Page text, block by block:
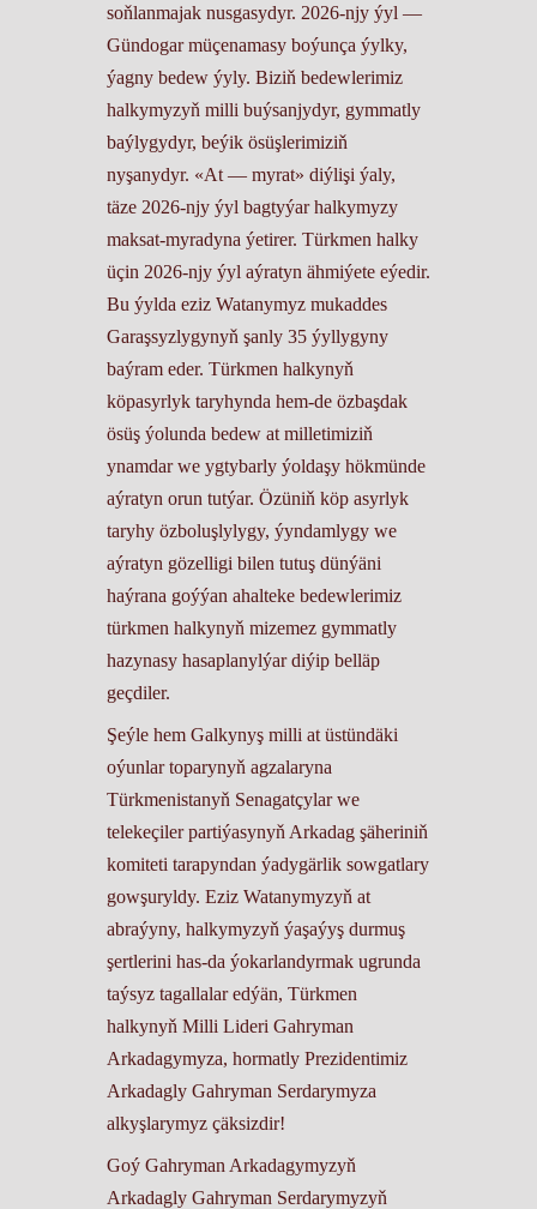
soňlanmajak nusgasydyr. 2026-njy ýyl —
Gündogar müçenamasy boýunça ýylky,
ýagny bedew ýyly. Biziň bedewlerimiz
halkymyzyň milli buýsanjydyr, gymmatly
baýlygydyr, beýik ösüşlerimiziň
nyşanydyr. «At — myrat» diýlişi ýaly,
täze 2026-njy ýyl bagtyýar halkymyzy
maksat-myradyna ýetirer. Türkmen halky
üçin 2026-njy ýyl aýratyn ähmiýete eýedir.
Bu ýylda eziz Watanymyz mukaddes
Garaşsyzlygynyň şanly 35 ýyllygyny
baýram eder. Türkmen halkynyň
köpasyrlyk taryhynda hem-de özbaşdak
ösüş ýolunda bedew at milletimiziň
ynamdar we ygtybarly ýoldaşy hökmünde
aýratyn orun tutýar. Özüniň köp asyrlyk
taryhy özboluşlylygy, ýyndamlygy we
aýratyn gözelligi bilen tutuş dünýäni
haýrana goýýan ahalteke bedewlerimiz
türkmen halkynyň mizemez gymmatly
hazynasy hasaplanylýar diýip belläp
geçdiler.
Şeýle hem Galkynyş milli at üstündäki
oýunlar toparynyň agzalaryna
Türkmenistanyň Senagatçylar we
telekeçiler partiýasynyň Arkadag şäheriniň
komiteti tarapyndan ýadygärlik sowgatlary
gowşuryldy. Eziz Watanymyzyň at
abraýyny, halkymyzyň ýaşaýyş durmuş
şertlerini has-da ýokarlandyrmak ugrunda
taýsyz tagallalar edýän, Türkmen
halkynyň Milli Lideri Gahryman
Arkadagymyza, hormatly Prezidentimiz
Arkadagly Gahryman Serdarymyza
alkyşlarymyz çäksizdir!
Goý Gahryman Arkadagymyzyň
Arkadagly Gahryman Serdarymyzyň